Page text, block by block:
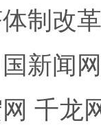
制改
新闻网
千龙